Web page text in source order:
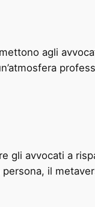
agli
gli avvocati a
il